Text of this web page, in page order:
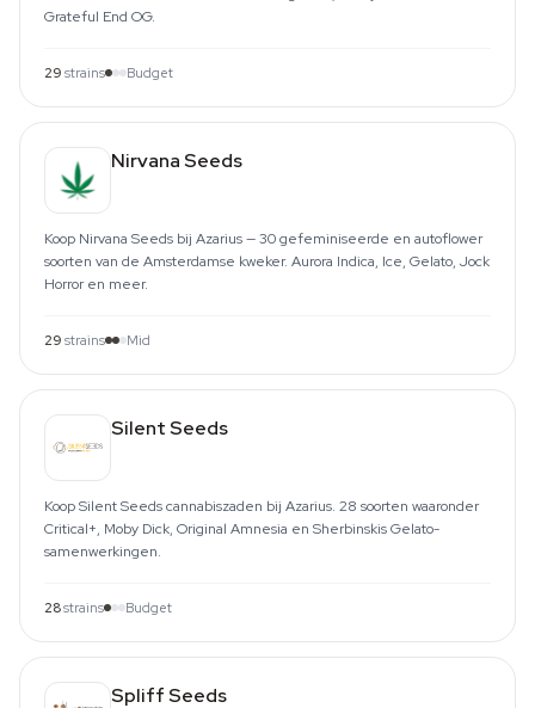
Grateful End OG.
29 strains Budget
Nirvana Seeds
Koop Nirvana Seeds bij Azarius — 30 gefeminiseerde en autoflower
soorten van de Amsterdamse kweker. Aurora Indica, Ice, Gelato, Jock
Horror en meer.
29 strains Mid
Silent Seeds
Koop Silent Seeds cannabiszaden bij Azarius. 28 soorten waaronder
Critical+, Moby Dick, Original Amnesia en Sherbinskis Gelato-
samenwerkingen.
28strains Budget
Spliff Seeds